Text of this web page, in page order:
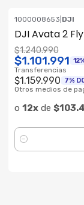
1000008653 DJI
DJI Avata 2
$1.240.990
$1.101.991
Transferencias
$1.159.990 7%
Otros medios de
o 12xde
Cantidad